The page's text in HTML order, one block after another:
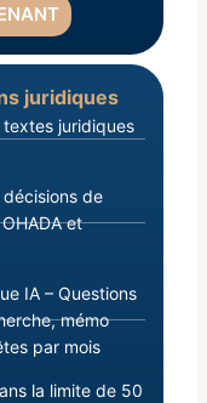
juridiques
juridiques
de
et
IA – Questions
mémo
par mois
la limite de 50